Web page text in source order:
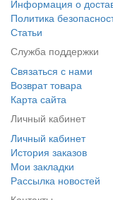
Информация о
Политика
Статьи
Служба поддержки
Связаться с нами
Возврат товара
Карта сайта
Личный кабинет
Личный кабинет
История заказов
Мои закладки
Рассылка новостей